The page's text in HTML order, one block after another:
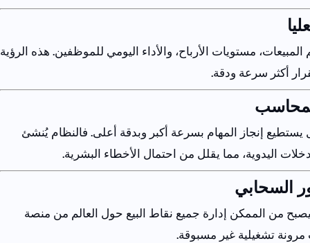
المبيعات، مستويات الأرباح، والأداء اليومي للموظفين. هذه الرؤية
أكثر سرعة ودقة.
يستطيع إنجاز المهام بسرعة أكبر وبدقة أعلى. فالنظام يُنشئ
اليدوية، مما يقلل من احتمال الأخطاء البشرية.
السحابي
من الممكن إدارة جميع نقاط البيع حول العالم من منصة
مرونة تشغيلية غير مسبوقة.